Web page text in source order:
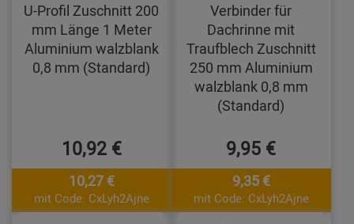
U-Profil Zuschnitt 200
mm Länge 1 Meter
Aluminium walzblank
0,8 mm (Standard)
10,92 €
10,27 €
mit Code: CxLyh2Ajne
Verbinder für
Dachrinne mit
Traufblech Zuschnitt
250 mm Aluminium
walzblank 0,8 mm
(Standard)
9,95 €
9,35 €
mit Code: CxLyh2Ajne